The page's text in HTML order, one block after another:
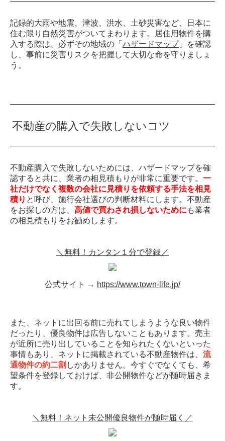
記録的大雨や地震、津波、洪水、土砂災害など、日本に
住む限り自然災害がついてまわります。居住用物件を購
入する際は、必ずその地域の「 ハザードマップ」を確認
し、事前に災害リスクを把握して大切な命を守りましょ
う。
不動産の購入で失敗しないコツ
不動産購入で失敗しないためには、ハザードマップを確
認すると共に、業者の相見積もりが非常に重要です。 一
社だけでなく複数の会社に見積りを依頼する手法を相見
積り と呼び、施行会社選びの判断材料にします。不動産
をお探しの方は、 高値で買わされ損しないために も業者
の相見積もりをお勧めします。
＼無料！カンタン１分で登録／
公式サイト → https://www.town-life.jp/
また、ネットに出回る前に売れてしまうような良い物件
だったり、優良物件は広告しないこともあります。売主
が近所に売り出していることを知られたくないといった
事情もあり、ネットに掲載されている不動産物件は、 流
通物件の約二割 しかありません。今すぐでなくても、希
望条件を登録しておけば、非公開物件などが随時届きま
す。
＼無料！ネット未公開優良物件が随時届く／